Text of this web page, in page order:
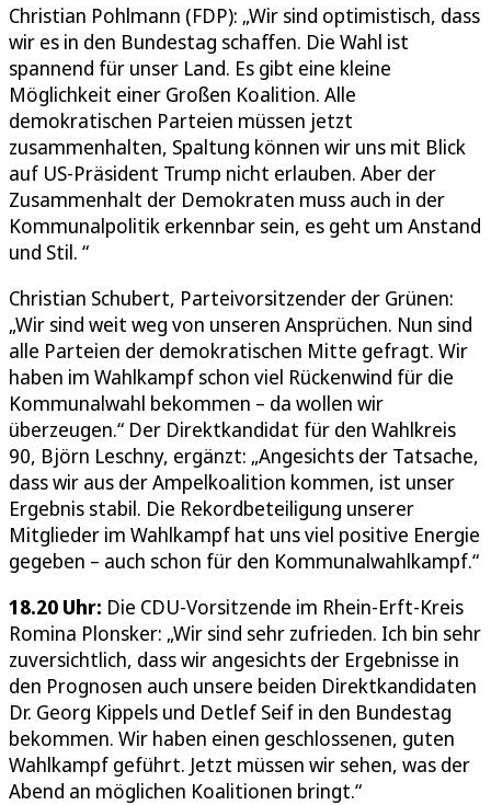
Christian Pohlmann (FDP): „Wir sind optimistisch, dass
wir es in den Bundestag schaffen. Die Wahl ist
spannend für unser Land. Es gibt eine kleine
Möglichkeit einer Großen Koalition. Alle
demokratischen Parteien müssen jetzt
zusammenhalten, Spaltung können wir uns mit Blick
auf US-Präsident Trump nicht erlauben. Aber der
Zusammenhalt der Demokraten muss auch in der
Kommunalpolitik erkennbar sein, es geht um Anstand
und Stil. “
Christian Schubert, Parteivorsitzender der Grünen:
„Wir sind weit weg von unseren Ansprüchen. Nun sind
alle Parteien der demokratischen Mitte gefragt. Wir
haben im Wahlkampf schon viel Rückenwind für die
Kommunalwahl bekommen – da wollen wir
überzeugen.“ Der Direktkandidat für den Wahlkreis
90, Björn Leschny, ergänzt: „Angesichts der Tatsache,
dass wir aus der Ampelkoalition kommen, ist unser
Ergebnis stabil. Die Rekordbeteiligung unserer
Mitglieder im Wahlkampf hat uns viel positive Energie
gegeben – auch schon für den Kommunalwahlkampf.“
18.20 Uhr: Die CDU-Vorsitzende im Rhein-Erft-Kreis
Romina Plonsker: „Wir sind sehr zufrieden. Ich bin sehr
zuversichtlich, dass wir angesichts der Ergebnisse in
den Prognosen auch unsere beiden Direktkandidaten
Dr. Georg Kippels und Detlef Seif in den Bundestag
bekommen. Wir haben einen geschlossenen, guten
Wahlkampf geführt. Jetzt müssen wir sehen, was der
Abend an möglichen Koalitionen bringt.“